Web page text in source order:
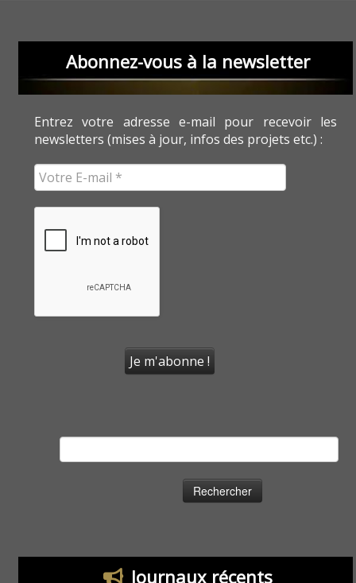
Abonnez-vous à la newsletter
Entrez votre adresse e-mail pour recevoir les
newsletters (mises à jour, infos des projets etc.) :
Journaux récents